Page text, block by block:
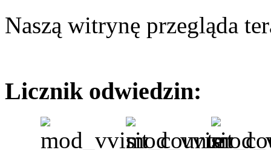
Naszą witrynę przegląda
Licznik odwiedzin: